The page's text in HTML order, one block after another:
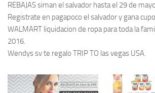
REBAJAS siman el salvador hasta el 29 de
Registrate en pagapoco el salvador y gana
WALMART liquidacion de ropa para toda la
2016.
Wendys sv te regalo TRIP TO las vegas USA.